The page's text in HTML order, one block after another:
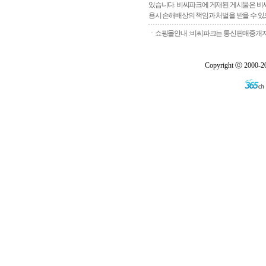
있습니다. 비씨파크에 게재된 게시물은
용시 손해배상의 책임과 처벌을 받을 수
ㆍ쇼핑몰안내 : 비씨파크는 통신판매중개
Copyright ⓒ 2000-